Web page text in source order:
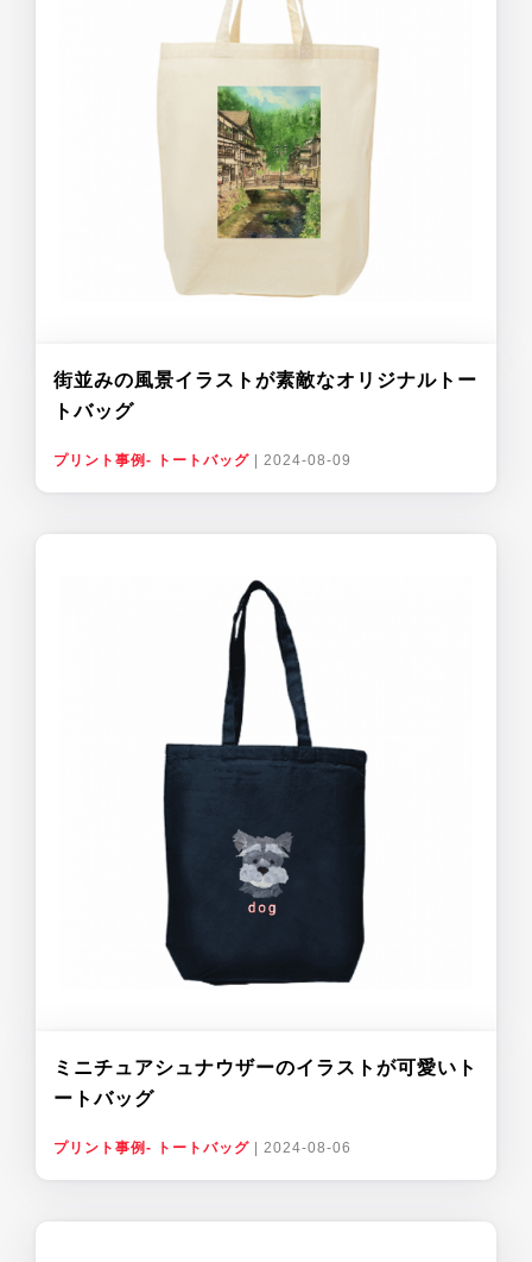
街並みの風景イラストが素敵なオリジナルトー
トバッグ
プリント事例- トートバッグ 2024-08-09
ミニチュアシュナウザーのイラストが可愛いト
ートバッグ
プリント事例- トートバッグ 2024-08-06